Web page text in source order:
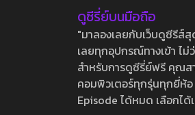
ดูซีรี่ย์บนมือถือ
"มาลองเลยกับเว็บดูซีรีส์
เลยทุกอุปกรณ์ทางเข้า ไ
สำหรับการดูซีรี่ย์ฟรี คุณส
คอมพิวเตอร์ทุกรุ่นทุกยี่ห้อ
Episode ได้หมด เลือกไ